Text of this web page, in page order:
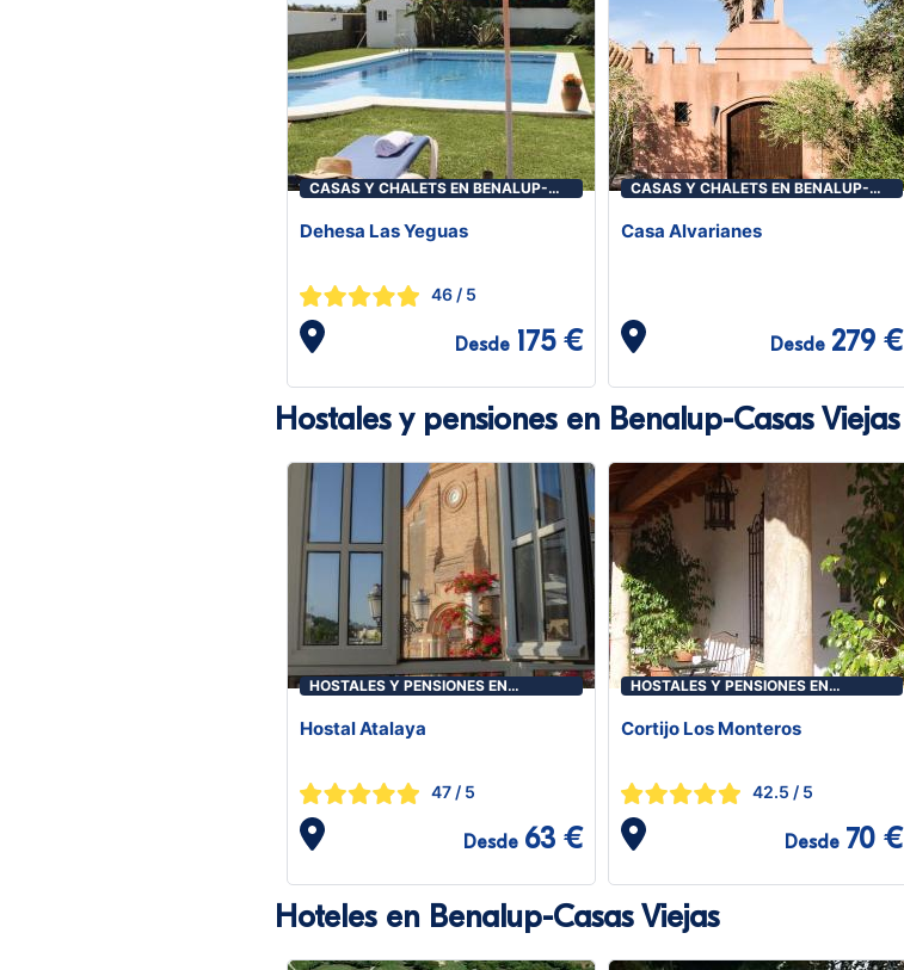
CASAS Y CHALETS EN BENALUP-
Dehesa Las Yeguas
46 / 5
Desde 175 €
CASAS Y CHALETS EN BENALUP-
Casa Alvarianes
Desde 279 €
Hostales y pensiones en Benalup-Casas Viejas
HOSTALES Y PENSIONES EN
Hostal Atalaya
47 / 5
Desde 63 €
HOSTALES Y PENSIONES EN
Cortijo Los Monteros
42.5 / 5
Desde 70 €
Hoteles en Benalup-Casas Viejas